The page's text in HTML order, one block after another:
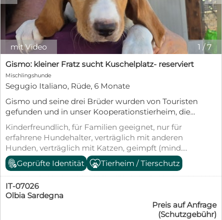
1 /7
mit Video
Gismo: kleiner Fratz sucht Kuschelplatz- reserviert
Mischlingshunde
Segugio Italiano, Rüde, 6 Monate
Gismo und seine drei Brüder wurden von Touristen
gefunden und in unser Kooperationstierheim, die
Lida gebracht. Die Vier waren höchstens 8
Wochen alt und wurden sofort im Tierheim
medizinisch versorgt. Nun haben Sie das
Schlimmste überstanden und entwickeln sich zu
schönen Junghunden. Gismo hat als Einziger eine
Braun-weiße Färbung. Mit seinen Schlappohren
und seinem "Dackelblick" wickelt er jeden um sein
Pfote. Er ist alterstypisch verspielt, neugierig und
ohne Ängste. Ein Traumhund für aktive Familien.
Kinderfreundlich, für Familien geeignet, nur für
erfahrene Hundehalter, verträglich mit anderen
Hunden, verträglich mit Katzen, geimpft (mind.
Pflichtimpfungen), entwurmt, gechipt, mit EU-
Heimtierausweis, aus dem Tierheim, Welpenwurf,
Tierschutzgesetz §11
Geprüfte Identität Tierheim / Tierschutz
IT-07026
Olbia Sardegna
Preis auf Anfrage
(Schutzgebühr)